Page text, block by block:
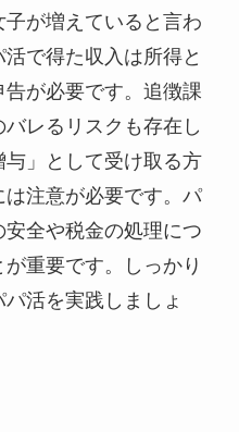
が増えていると言わ
で得た収入は所得と
が必要です。追徴課
レるリスクも存在し
」として受け取る方
注意が必要です。パ
全や税金の処理につ
重要です。しっかり
活を実践しましょ